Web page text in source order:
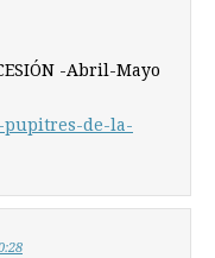
-Abril-Mayo
pupitres-de-la-